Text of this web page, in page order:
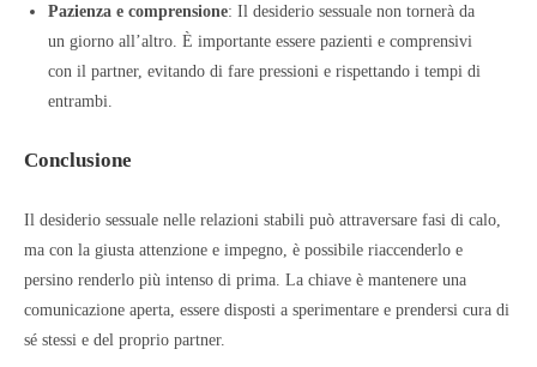
Pazienza e comprensione: Il desiderio sessuale non tornerà da
un giorno all’altro. È importante essere pazienti e comprensivi
con il partner, evitando di fare pressioni e rispettando i tempi di
entrambi.
Conclusione
Il desiderio sessuale nelle relazioni stabili può attraversare fasi di calo,
ma con la giusta attenzione e impegno, è possibile riaccenderlo e
persino renderlo più intenso di prima. La chiave è mantenere una
comunicazione aperta, essere disposti a sperimentare e prendersi cura di
sé stessi e del proprio partner.